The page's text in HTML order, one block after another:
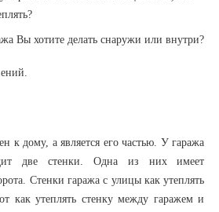
Вы хотите делать снаружи или внутри?
к дому, а является его частью. У гаража
две стенки. Одна из них имеет
Стенки гаража с улицы как утеплять
как утеплять стенку между гаражем и